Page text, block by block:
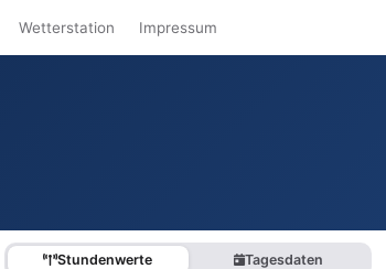
Wetterstation Impressum
Stundenwerte Tagesdaten